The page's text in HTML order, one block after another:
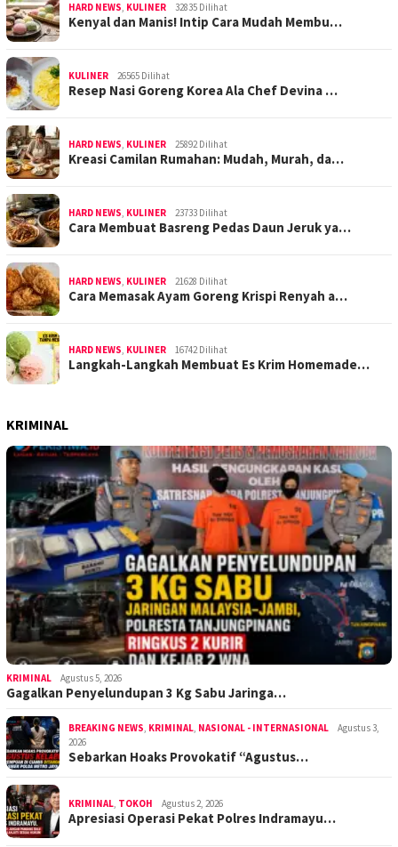
HARD NEWS, KULINER 32835 Dilihat
Kenyal dan Manis! Intip Cara Mudah Membu…
KULINER 26565 Dilihat
Resep Nasi Goreng Korea Ala Chef Devina …
HARD NEWS, KULINER 25892 Dilihat
Kreasi Camilan Rumahan: Mudah, Murah, da…
HARD NEWS, KULINER 23733 Dilihat
Cara Membuat Basreng Pedas Daun Jeruk ya…
HARD NEWS, KULINER 21628 Dilihat
Cara Memasak Ayam Goreng Krispi Renyah a…
HARD NEWS, KULINER 16742 Dilihat
Langkah-Langkah Membuat Es Krim Homemade…
KRIMINAL
KRIMINAL Agustus 5, 2026
Gagalkan Penyelundupan 3 Kg Sabu Jaringa…
BREAKING NEWS, KRIMINAL, NASIONAL - INTERNASIONAL
Agustus 3,
2026
Sebarkan Hoaks Provokatif “Agustus…
KRIMINAL, TOKOH Agustus 2, 2026
Apresiasi Operasi Pekat Polres Indramayu…